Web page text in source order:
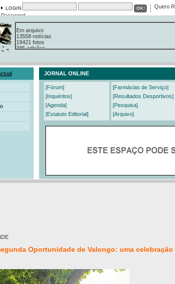
Quero
Password
13558 notícias
19421 fotos
385 edições
3206 mensagens
JORNAL ONLINE
[Fórum]
[Inquéritos]
[Agenda]
[Estatuto Editorial]
[Farmácias de Serviço]
[Resultados Desportivos]
[Pesquisa]
[Arquivo]
Oportunidade de Valongo: uma